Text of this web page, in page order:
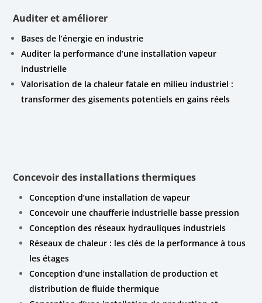
Auditer et améliorer
Bases de l’énergie en industrie
Auditer la performance d’une installation vapeur
industrielle
Valorisation de la chaleur fatale en milieu industriel :
transformer des gisements potentiels en gains réels
Concevoir des installations thermiques
Conception d’une installation de vapeur
Concevoir une chaufferie industrielle basse pression
Conception des réseaux hydrauliques industriels
Réseaux de chaleur : les clés de la performance à tous
les étages
Conception d’une installation de production et
distribution de fluide thermique